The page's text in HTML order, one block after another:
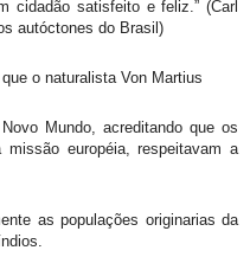
cidadão satisfeito e feliz.” (Carl
autóctones do Brasil)
o naturalista Von Martius
Mundo, acreditando que os
européia, respeitavam a
as populações originarias da